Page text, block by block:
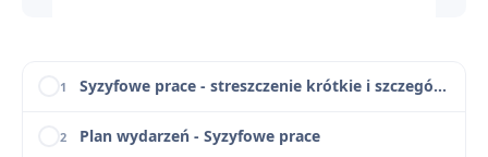
1 Syzyfowe prace - streszczenie krótkie i szczegółowe
2 Plan wydarzeń - Syzyfowe prace